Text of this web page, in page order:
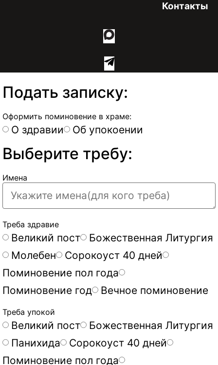
Контакты
Подать записку:
Оформить поминовение в храме:
О здравии Об упокоении
Выберите требу:
Имена
Треба здравие
Великий пост
Божественная Литургия
Молебен
Сорокоуст 40 дней
Поминовение пол года
Поминовение год
Вечное поминовение
Треба упокой
Великий пост
Божественная Литургия
Панихида
Сорокоуст 40 дней
Поминовение пол года